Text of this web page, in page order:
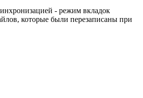
- режим вкладок
которые были перезаписаны при